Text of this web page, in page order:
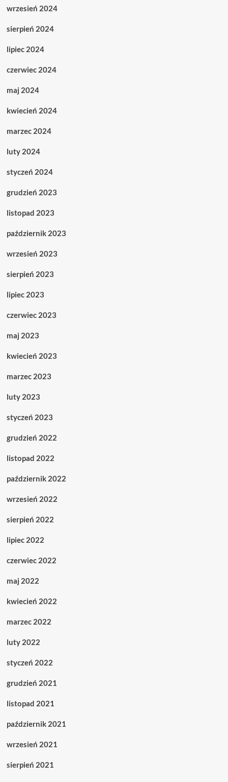
wrzesień 2024
sierpień 2024
lipiec 2024
czerwiec 2024
maj 2024
kwiecień 2024
marzec 2024
luty 2024
styczeń 2024
grudzień 2023
listopad 2023
październik 2023
wrzesień 2023
sierpień 2023
lipiec 2023
czerwiec 2023
maj 2023
kwiecień 2023
marzec 2023
luty 2023
styczeń 2023
grudzień 2022
listopad 2022
październik 2022
wrzesień 2022
sierpień 2022
lipiec 2022
czerwiec 2022
maj 2022
kwiecień 2022
marzec 2022
luty 2022
styczeń 2022
grudzień 2021
listopad 2021
październik 2021
wrzesień 2021
sierpień 2021